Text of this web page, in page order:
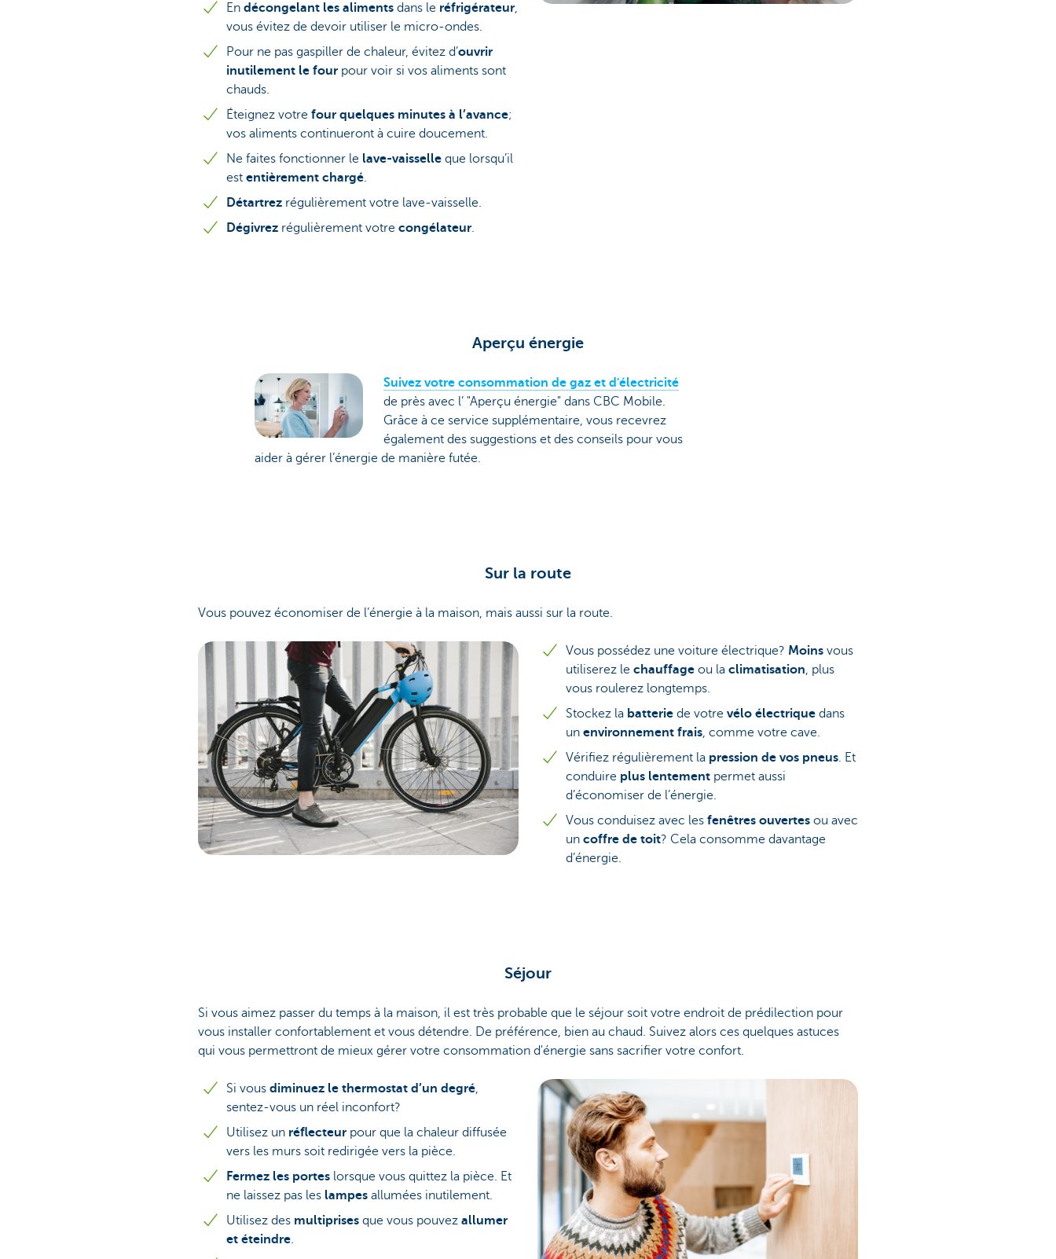
En décongelant les aliments dans le réfrigérateur,
vous évitez de devoir utiliser le micro-ondes.
Pour ne pas gaspiller de chaleur, évitez d’ouvrir
inutilement le four pour voir si vos aliments sont
chauds.
Éteignez votre four quelques minutes à l’avance;
vos aliments continueront à cuire doucement.
Ne faites fonctionner le lave-vaisselle que lorsqu’il
est entièrement chargé.
Détartrez régulièrement votre lave-vaisselle.
Dégivrez régulièrement votre congélateur.
Aperçu énergie
Suivez votre consommation de gaz et d'électricité
de près avec l’ "Aperçu énergie" dans CBC Mobile.
Grâce à ce service supplémentaire, vous recevrez
également des suggestions et des conseils pour vous
aider à gérer l’énergie de manière futée.
Sur la route
Vous pouvez économiser de l’énergie à la maison, mais aussi sur la route.
Vous possédez une voiture électrique? Moins vous
utiliserez le chauffage ou la climatisation, plus
vous roulerez longtemps.
Stockez la batterie de votre vélo électrique dans
un environnement frais, comme votre cave.
Vérifiez régulièrement la pression de vos pneus. Et
conduire plus lentement permet aussi
d’économiser de l’énergie.
Vous conduisez avec les fenêtres ouvertes ou avec
un coffre de toit? Cela consomme davantage
d’énergie.
Séjour
Si vous aimez passer du temps à la maison, il est très probable que le séjour soit votre endroit de prédilection pour
vous installer confortablement et vous détendre. De préférence, bien au chaud. Suivez alors ces quelques astuces
qui vous permettront de mieux gérer votre consommation d'énergie sans sacrifier votre confort.
Si vous diminuez le thermostat d’un degré,
sentez-vous un réel inconfort?
Utilisez un réflecteur pour que la chaleur diffusée
vers les murs soit redirigée vers la pièce.
Fermez les portes lorsque vous quittez la pièce. Et
ne laissez pas les lampes allumées inutilement.
Utilisez des multiprises que vous pouvez allumer
et éteindre.